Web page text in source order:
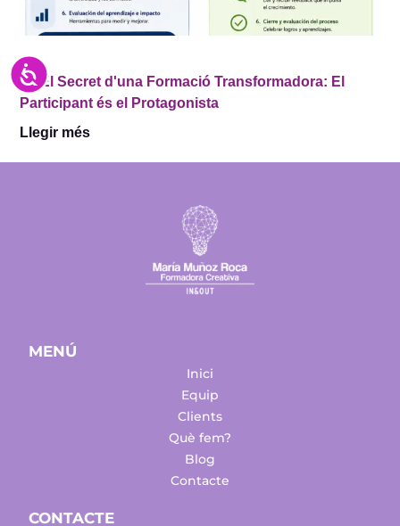
Accesibilidad
El Secret d'una Formació Transformadora: El
Participant és el Protagonista
Llegir més
MENÚ
Inici
Equip
Clients
Què fem?
Blog
Contacte
CONTACTE